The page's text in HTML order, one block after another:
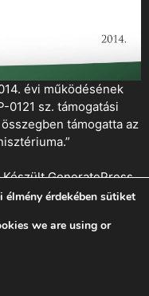
évi működésének
0121 sz. támogatási
támogatta az
GeneratePress
érdekében sütiket
we are using or